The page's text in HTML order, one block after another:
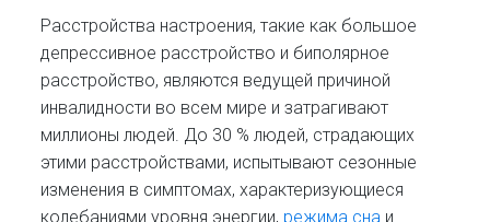
Расстройства настроения, такие как большое
депрессивное расстройство и биполярное
расстройство, являются ведущей причиной
инвалидности во всем мире и затрагивают
миллионы людей. До 30 % людей, страдающих
этими расстройствами, испытывают сезонные
изменения в симптомах, характеризующиеся
колебаниями уровня энергии, режима сна и